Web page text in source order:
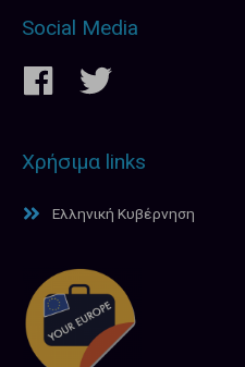
Social Media
Χρήσιμα links
Ελληνική Κυβέρνηση